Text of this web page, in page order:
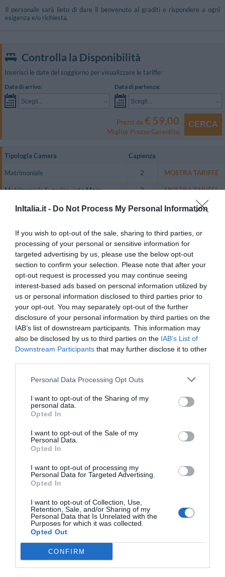
InItalia.it - Do Not Process My Personal Information
If you wish to opt-out of the sale, sharing to third parties, or
processing of your personal or sensitive information for
targeted advertising by us, please use the below opt-out
section to confirm your selection. Please note that after your
opt-out request is processed you may continue seeing
interest-based ads based on personal information utilized by
us or personal information disclosed to third parties prior to
your opt-out. You may separately opt-out of the further
disclosure of your personal information by third parties on the
IAB’s list of downstream participants. This information may
also be disclosed by us to third parties on the IAB’s List of
Downstream Participants that may further disclose it to other
Personal Data Processing Opt Outs
I want to opt-out of the Sharing of my
personal data.
Opted In
I want to opt-out of the Sale of my
Personal Data.
Opted In
I want to opt-out of processing my
Personal Data for Targeted Advertising.
Opted In
I want to opt-out of Collection, Use,
Retention, Sale, and/or Sharing of my
Personal Data that Is Unrelated with the
Purposes for which it was collected.
Opted Out
CONFIRM
Foto Libere
Il personale sarà lieto di dare il benvenuto ai graditi e rispondere a ogni
esigenza e/o richiesta.
Controlla la Disponibilità
Inserisci le date del soggiorno per visualizzare le tariffe:
Data di arrivo:
Scegli...
Data di partenza:
Scegli...
Prezzi da € 59,00
Miglior Prezzo Garantito
CERCA
Tipologia Camera Capienza
Matrimoniale 2 MOSTRA TARIFFE
Matrimoniale Superior vista Mare 2 MOSTRA TARIFFE
Matrimoniale Deluxe vista Mare 2 MOSTRA TARIFFE
color satellitare, telefono con linea diretta, aria condizionata, frigobar,
connessione a Internet, bagno privato.
Camere disponibili: Matrimoniale, Matrimoniale Superior vista Mare,
Matrimoniale Deluxe vista Mare.
Servizi Inclusi nel prezzo
Accettati Animali
Accettati Animali Piccola Taglia
Aria condizionata nelle aree
comuni
Ascensore
Banco Escursioni
Cameriere personale
Cassaforte
Informazioni Turistiche
Internet Point
Personale Multilingua
Pesca
Piscina Esterna
Solarium
Spiaggia Privata
Ristorante e Bar
Il suggestivo piano-restaurant "Sea Side"è a disposizione degli ospiti per
gustare ottimi piatti di cucina tipica locale e nazionale.
Servizi a Pagamento
Ciclismo
Cucina Dietetica
Cucina Internazionale
Cucina Tipica Locale
Escursioni
Lavaggio a secco
Lavanderia
Noleggio Moto / Scooter
Pranzo al sacco
Quotidiani
Ricevimenti / Banchetti /
Sala Banchetti / Ricevimenti
Salone di Bellezza / Centro
Benessere
Servizio medico
Snack bar
Stireria
Tour della città
Transfer da/per Aeroporto
Transfer da/per Porto
Transfer da/per Spiaggia
Caratteristiche dell'hotel
Camere Insonorizzate
Camere Non Fumatori
Camere antiallergiche
Design hotel
Fronte Mare
Gay Friendly
Giardino
Ristrutturato recentemente